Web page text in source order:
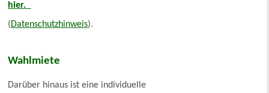
hier.
(Datenschutzhinweis).
Wahlmiete
Darüber hinaus ist eine individuelle